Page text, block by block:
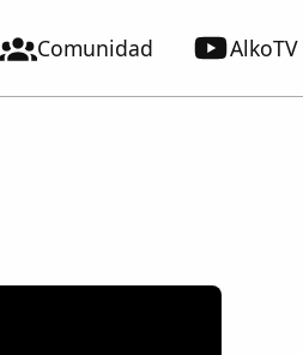
Comunidad AlkoTV